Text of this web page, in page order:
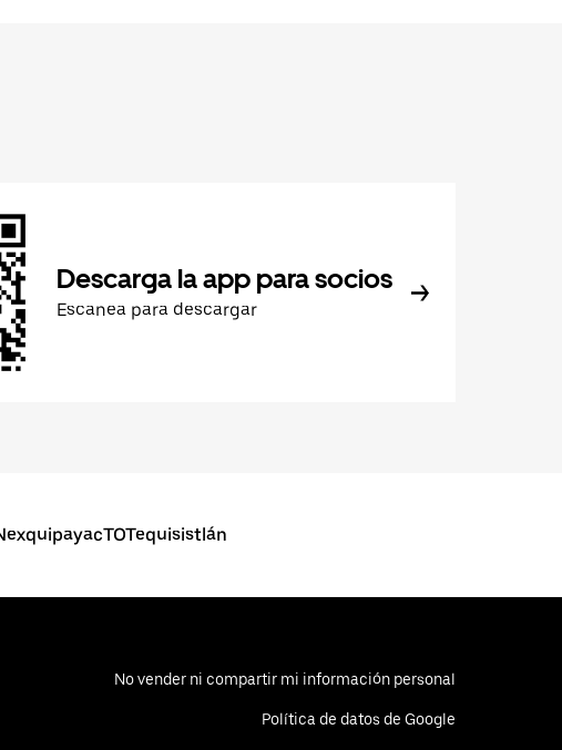
Descarga la app para socios
Escanea para descargar
No vender ni compartir mi información personal
Política de datos de Google